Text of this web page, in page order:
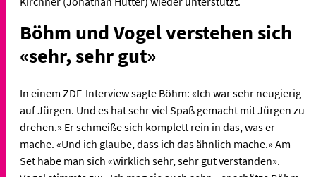
Böhm und Vogel verstehen sich
«sehr, sehr gut»
In einem ZDF-Interview sagte Böhm: «Ich war sehr neugierig
auf Jürgen. Und es hat sehr viel Spaß gemacht mit Jürgen zu
drehen.» Er schmeiße sich komplett rein in das, was er
mache. «Und ich glaube, dass ich das ähnlich mache.» Am
Set habe man sich «wirklich sehr, sehr gut verstanden».